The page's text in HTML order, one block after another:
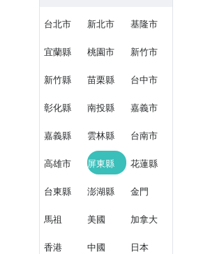
台北市 新北市 基隆市
宜蘭縣 桃園市 新竹市
新竹縣 苗栗縣 台中市
彰化縣 南投縣 嘉義市
嘉義縣 雲林縣 台南市
高雄市 屏東縣 花蓮縣
台東縣 澎湖縣 金門
馬祖 美國 加拿大
香港 中國 日本